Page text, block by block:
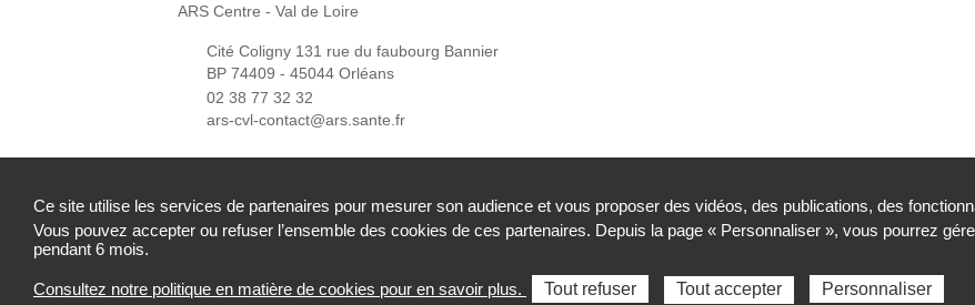
Ce site utilise les services de partenaires pour mesurer son audience et vous proposer des vidéos, des publications, des
Vous pouvez accepter ou refuser l’ensemble des cookies de ces partenaires. Depuis la page « Personnaliser », vous pourrez
pendant 6 mois.
Consultez notre politique en matière de cookies pour en savoir plus. Tout refuser Tout accepter Personnaliser
ARS Centre - Val de Loire
Cité Coligny 131 rue du faubourg Bannier
BP 74409 - 45044 Orléans
02 38 77 32 32
ars-cvl-contact@ars.sante.fr
Mentions légales Contact Données personnelles et cookies Plan du site Accessibilité :